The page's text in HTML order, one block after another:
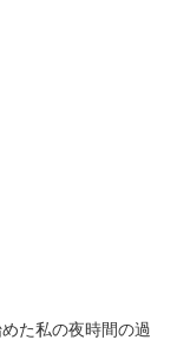
た私の夜時間の過